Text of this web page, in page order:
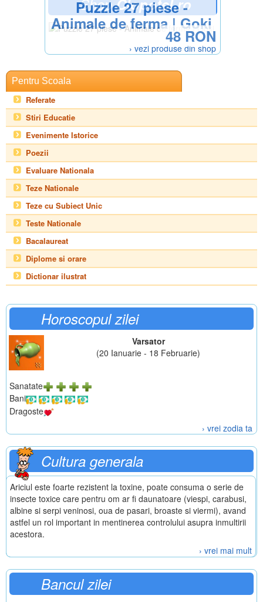
Pentru Scoala
Referate
Stiri Educatie
Evenimente Istorice
Poezii
Evaluare Nationala
Teze Nationale
Teze cu Subiect Unic
Teste Nationale
Bacalaureat
Diplome si orare
Dictionar ilustrat
Horoscopul zilei
Varsator
(20 Ianuarie - 18 Februarie)
Sanatate
Bani
Dragoste
› vrei zodia ta
Cultura generala
Ariciul este foarte rezistent la toxine, poate consuma o serie de
insecte toxice care pentru om ar fi daunatoare (viespi, carabusi,
albine si serpi veninosi, oua de pasari, broaste si viermi), avand
astfel un rol important in mentinerea controlului asupra inmultirii
acestora.
› vrei mai mult
Bancul zilei
ShopClopotel.ro
Puzzle 27 piese -
Animale de ferma | Goki
48 RON
› vezi produse din shop